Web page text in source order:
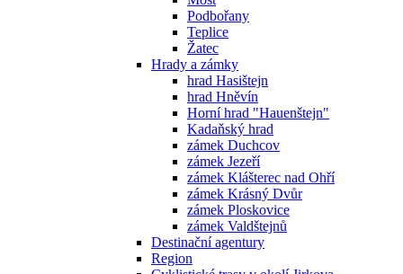
Podbořany
Teplice
Žatec
Hrady a zámky
hrad Hasištejn
hrad Hněvín
Horní hrad "Hauenštejn"
Kadaňský hrad
zámek Duchcov
zámek Jezeří
zámek Klášterec nad Ohří
zámek Krásný Dvůr
zámek Ploskovice
zámek Valdštejnů
Destinační agentury
Region